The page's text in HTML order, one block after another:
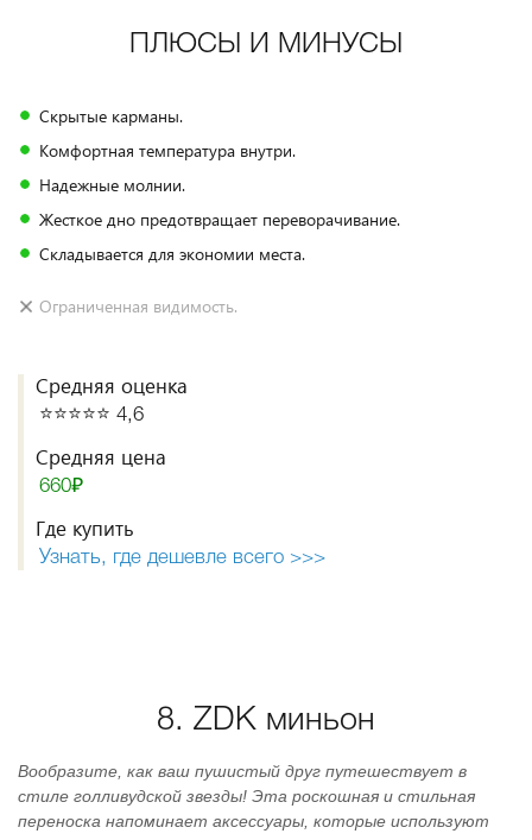
ПЛЮСЫ И МИНУСЫ
Скрытые карманы.
Комфортная температура внутри.
Надежные молнии.
Жесткое дно предотвращает переворачивание.
Складывается для экономии места.
Ограниченная видимость.
Средняя оценка
⭐️⭐️⭐️⭐️⭐️ 4,6
Средняя цена
660₽
Где купить
Узнать, где дешевле всего >>>
8. ZDK миньон
Вообразите, как ваш пушистый друг путешествует в
стиле голливудской звезды! Эта роскошная и стильная
переноска напоминает аксессуары, которые используют